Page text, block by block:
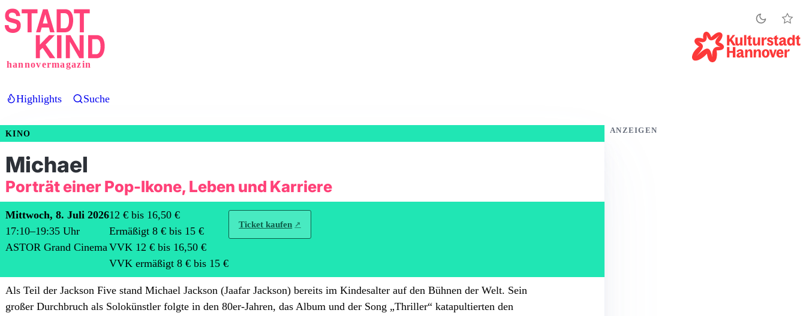
Direkt
zum
hannovermagazin
Highlights Suche
KINO
Michael
Porträt einer Pop-Ikone, Leben und Karriere
Mittwoch, 8. Juli 2026
17:10–19:35 Uhr
ASTOR Grand Cinema
12 € bis 16,50 €
Ermäßigt 8 € bis 15 €
VVK 12 € bis 16,50 €
VVK ermäßigt 8 € bis 15 €
Ticket kaufen
Als Teil der Jackson Five stand Michael Jackson (Jaafar Jackson) bereits im Kindesalter auf den Bühnen der Welt. Sein
großer Durchbruch als Solokünstler folgte in den 80er-Jahren, das Album und der Song „Thriller“ katapultierten den
ANZEIGEN